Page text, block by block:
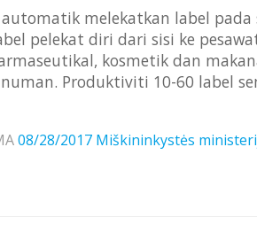
automatik melekatkan label
pelekat diri dari sisi ke
kosmetik dan
Produktiviti 10-60 label
08/28/2017 Miškininkystės